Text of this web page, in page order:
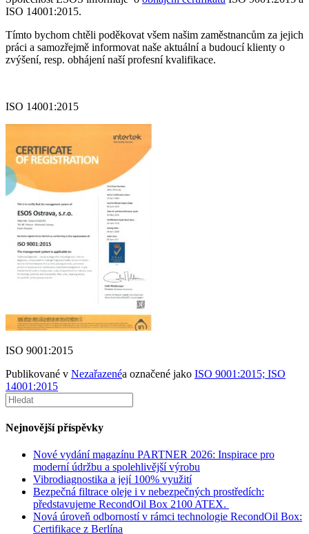
ISO 14001:2015.
Tímto bychom chtěli poděkovat všem našim zaměstnancům za jejich
práci a samozřejmě informovat naše aktuální a budoucí klienty o
zvýšení, resp. obhájení naší profesní kvalifikace.
ISO 14001:2015
ISO 9001:2015
Publikované v Nezařazenéa označené jako ISO 9001:2015; ISO
14001:2015
Nejnovější příspěvky
Nové vydání magazínu PARTNER 2026: Inspirace pro
moderní údržbu a spolehlivější výrobu
Vibrodiagnostika a její 100% využití
Bezpečná filtrace oleje i v nebezpečných prostředích:
představujeme RecondOil Box 2100 ATEX.
Nová úroveň odborností v rámci technologie RecondOil Box:
Certifikace z Berlína